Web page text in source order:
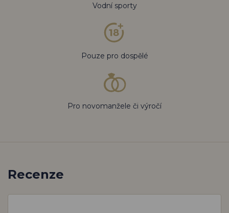
Vodní sporty
Pouze pro dospělé
Pro novomanžele či výročí
Recenze